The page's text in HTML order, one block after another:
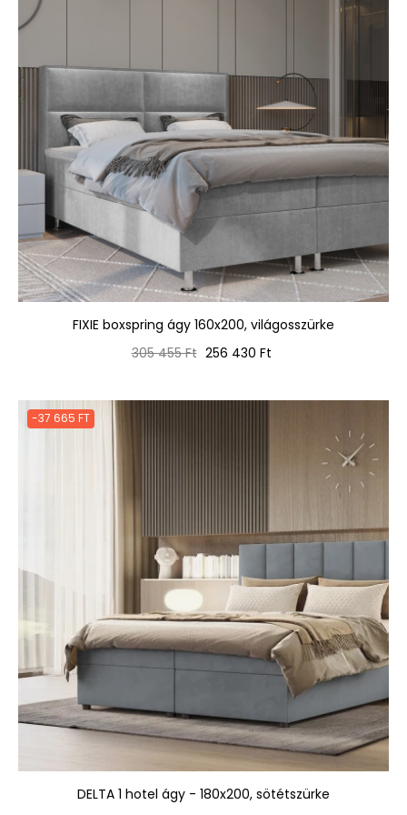
FIXIE boxspring ágy 160x200, világosszürke
Normál
305 455 Ft Ár
256 430 Ft
-37 665 FT
DELTA 1 hotel ágy - 180x200, sötétszürke